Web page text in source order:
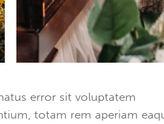
error sit voluptatem
totam rem aperiam